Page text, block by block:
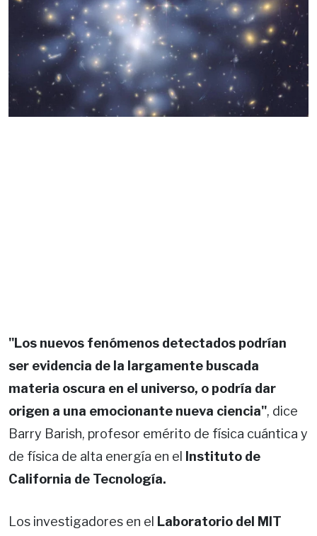
"Los nuevos fenómenos detectados podrían
ser evidencia de la largamente buscada
materia oscura en el universo, o podría dar
origen a una emocionante nueva ciencia", dice
Barry Barish, profesor emérito de física cuántica y
de física de alta energía en el
Instituto de
California de Tecnología.
Los investigadores en el Laboratorio del MIT